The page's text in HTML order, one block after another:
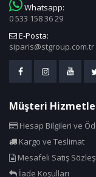
Whatsapp:
0 533 158 36 29
E-Posta:
siparis@stgroup.com.tr
Müşteri
Hesap Bilgileri ve
Kargo ve Teslimat
Mesafeli Satış
İade Koşulları